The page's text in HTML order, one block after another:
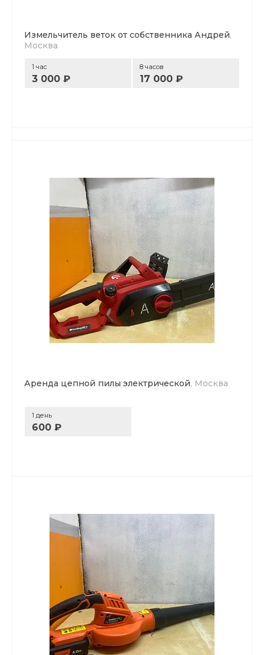
Измельчитель веток от собственника Андрей,
Москва
1 час
3 000 ₽
8 часов
17 000 ₽
Аренда цепной пилы электрической, Москва
1 день
600 ₽